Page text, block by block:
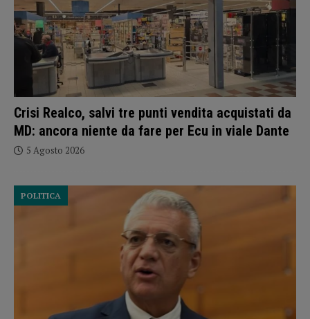
Crisi Realco, salvi tre punti vendita acquistati da
MD: ancora niente da fare per Ecu in viale Dante
5 Agosto 2026
POLITICA